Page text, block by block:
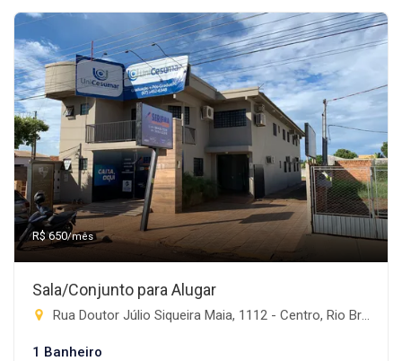
R$ 650/mês
Sala/Conjunto para Alugar
Rua Doutor Júlio Siqueira Maia, 1112 - Centro, Rio Brilhante-MS
1 Banheiro